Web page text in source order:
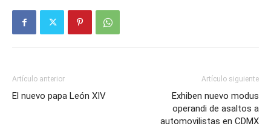
Artículo anterior
El nuevo papa León XIV
Artículo siguiente
Exhiben nuevo modus
operandi de asaltos a
automovilistas en CDMX